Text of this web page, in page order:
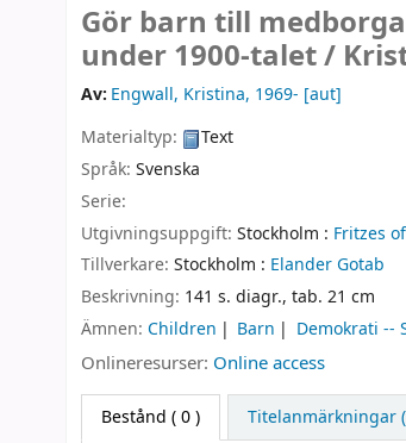
Gör barn till
under 1900-talet /
Av: Engwall, Kristina, 1969- [aut]
Materialtyp:
Text
Språk: Svenska
Serie:
Utgivningsuppgift: Stockholm : Fritzes
Tillverkare: Stockholm : Elander Gotab
Beskrivning: 141 s. diagr., tab. 21 cm
Ämnen: Children Barn Demokrati --
Onlineresurser: Online access
Bestånd ( 0 ) Titelanmärkningar